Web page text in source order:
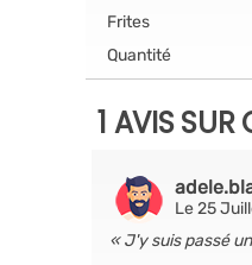
Frites
Quantité
1 AVIS SUR
Le 25
J'y suis passé